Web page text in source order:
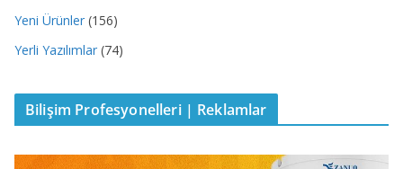
Yeni Ürünler (156)
Yerli Yazılımlar (74)
Bilişim Profesyonelleri | Reklamlar